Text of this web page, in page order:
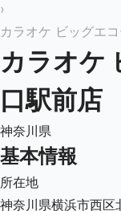
›
カラオケ ビッグエ
カラオケ
口駅前店
神奈川県
基本情報
所在地
神奈川県横浜市西